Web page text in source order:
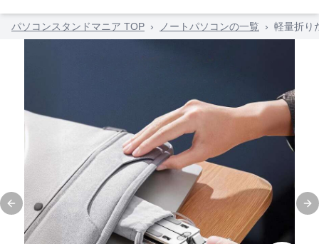
パソコンスタンドマニア TOP › ノートパソコンの一覧 › 軽量折り
Previous slide